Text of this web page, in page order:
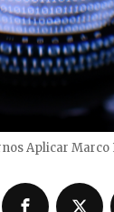
Aplicar